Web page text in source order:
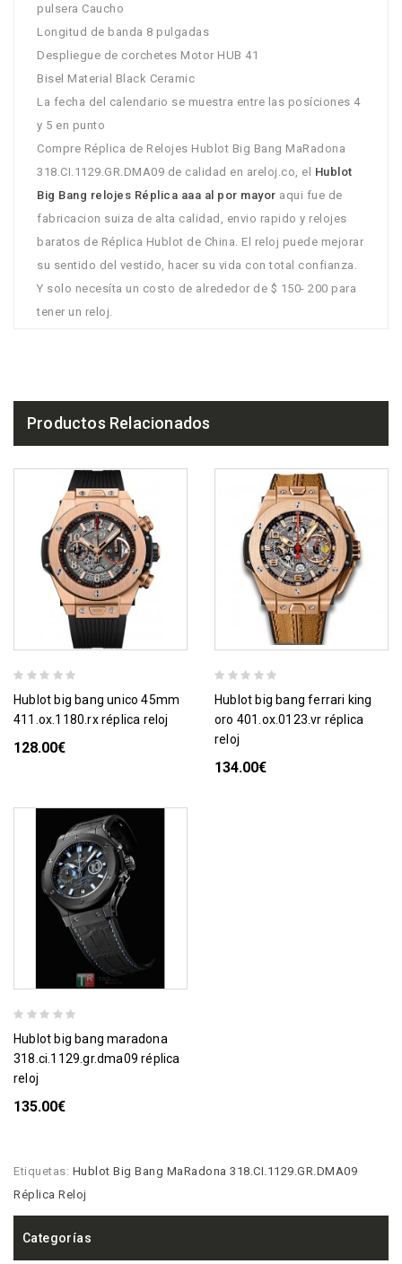
pulsera Caucho
Longitud de banda 8 pulgadas
Despliegue de corchetes Motor HUB 41
Bisel Material Black Ceramic
La fecha del calendario se muestra entre las posíciones 4
y 5 en punto
Compre Réplica de Relojes Hublot Big Bang MaRadona
318.CI.1129.GR.DMA09 de calidad en areloj.co, el Hublot
Big Bang relojes Réplica aaa al por mayor aqui fue de
fabricacion suiza de alta calidad, envio rapido y relojes
baratos de Réplica Hublot de China. El reloj puede mejorar
su sentido del vestido, hacer su vida con total confianza.
Y solo necesíta un costo de alrededor de $ 150- 200 para
tener un reloj.
Productos Relacionados
hublot big bang unico 45mm
411.ox.1180.rx réplica reloj
128.00€
hublot big bang ferrari king
oro 401.ox.0123.vr réplica
reloj
134.00€
hublot big bang maradona
318.ci.1129.gr.dma09 réplica
reloj
135.00€
Etiquetas: Hublot Big Bang MaRadona 318.CI.1129.GR.DMA09
Réplica Reloj
Categorías